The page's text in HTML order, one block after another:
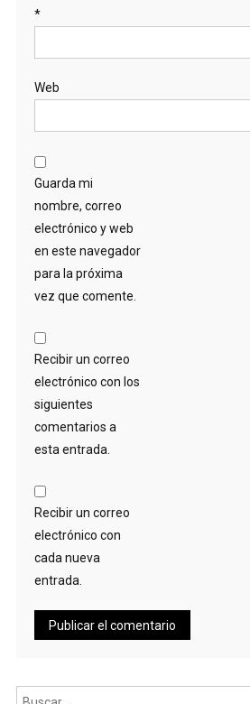
*
Web
Guarda mi
nombre, correo
electrónico y web
en este navegador
para la próxima
vez que comente.
Recibir un correo
electrónico con los
siguientes
comentarios a
esta entrada.
Recibir un correo
electrónico con
cada nueva
entrada.